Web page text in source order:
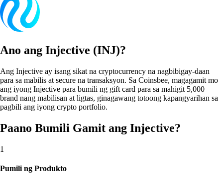
Ano ang Injective (INJ)?
Ang Injective ay isang sikat na cryptocurrency na nagbibigay-daan
para sa mabilis at secure na transaksyon. Sa Coinsbee, magagamit mo
ang iyong Injective para bumili ng gift card para sa mahigit 5,000
brand nang mabilisan at ligtas, ginagawang totoong kapangyarihan sa
pagbili ang iyong crypto portfolio.
Paano Bumili Gamit ang Injective?
1
Pumili ng Produkto